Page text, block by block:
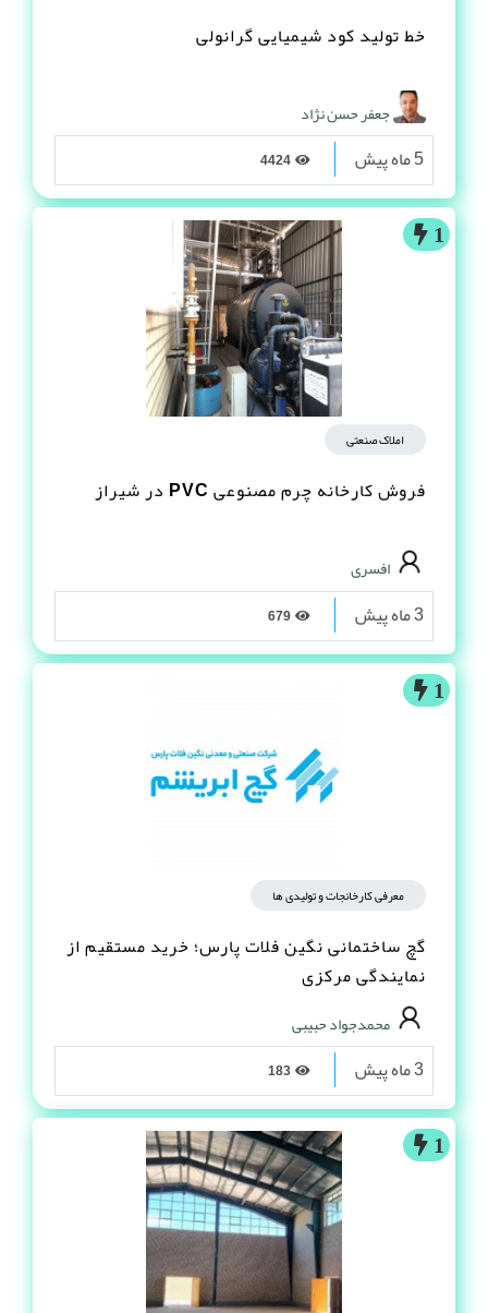
خط تولید کود شیمیایی گرانولی
جعفر حسن نژاد
5 ماه پیش
1
املاک صنعتی
فروش کارخانه چرم مصنوعى PVC در شیراز
افسری
3 ماه پیش
1
معرفی کارخانجات و تولیدی ها
گچ ساختمانی نگین فلات پارس؛ خرید مستقیم از
نمایندگی مرکزی
محمدجواد حبیبی
3 ماه پیش
1